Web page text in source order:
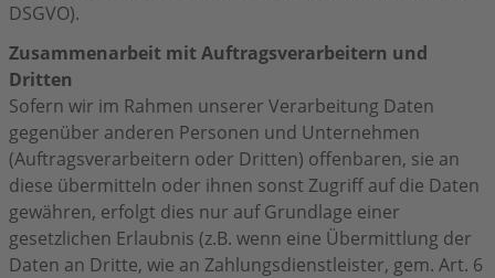
DSGVO).
Zusammenarbeit mit Auftragsverarbeitern und
Dritten
Sofern wir im Rahmen unserer Verarbeitung Daten
gegenüber anderen Personen und Unternehmen
(Auftragsverarbeitern oder Dritten) offenbaren, sie an
diese übermitteln oder ihnen sonst Zugriff auf die Daten
gewähren, erfolgt dies nur auf Grundlage einer
gesetzlichen Erlaubnis (z.B. wenn eine Übermittlung der
Daten an Dritte, wie an Zahlungsdienstleister, gem. Art. 6